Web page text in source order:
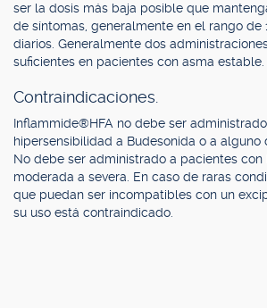
ser la dosis más baja posible que
de síntomas, generalmente en el rango de
diarios. Generalmente dos
suficientes en pacientes con asma estable.
Contraindicaciones.
Inflammide®HFA no debe ser
hipersensibilidad a Budesonida o a alguno
No debe ser administrado a pacientes con
moderada a severa. En caso de raras
que puedan ser incompatibles con un
su uso está contraindicado.